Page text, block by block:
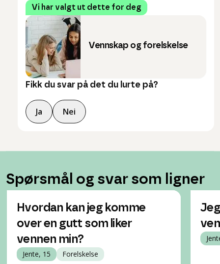
Vi har valgt ut dette for deg
Vennskap og forelskelse
Fikk du svar på det du lurte på?
Ja Nei
Spørsmål og svar som ligner
Hvordan kan jeg komme
over en gutt som liker
vennen min?
Jente, 15 Forelskelse